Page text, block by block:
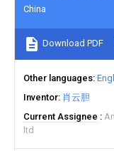
China
Download PDF
Other languages
Inventor 肖云胆
Current Assignee
ltd